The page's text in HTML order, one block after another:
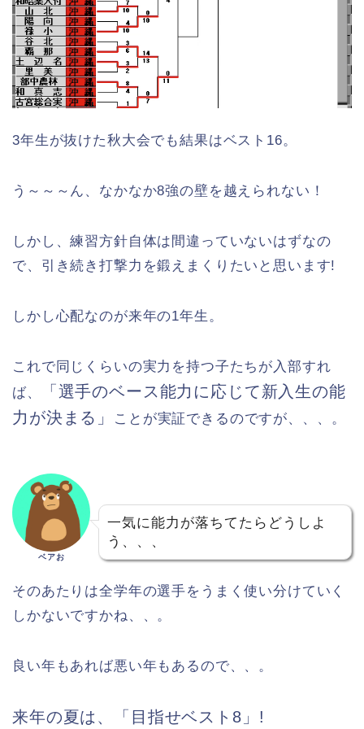
3年生が抜けた秋大会でも結果はベスト16。
う～～～ん、なかなか8強の壁を越えられない！
しかし、練習方針自体は間違っていないはずなの
で、引き続き打撃力を鍛えまくりたいと思います!
しかし心配なのが来年の1年生。
これで同じくらいの実力を持つ子たちが入部すれ
ば、
「選手のベース能力に応じて新入生の能
力が決まる」
ことが実証できるのですが、、、。
ベアお
一気に能力が落ちてたらどうしよ
う、、、
そのあたりは全学年の選手をうまく使い分けていく
しかないですかね、、。
良い年もあれば悪い年もあるので、、。
来年の夏は、「目指せベスト8」!